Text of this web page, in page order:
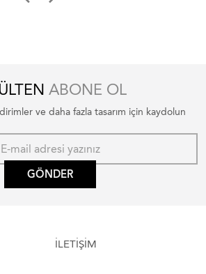
ABONE OL
ve daha fazla tasarım için kaydolun
GÖNDER
İLETİŞİM